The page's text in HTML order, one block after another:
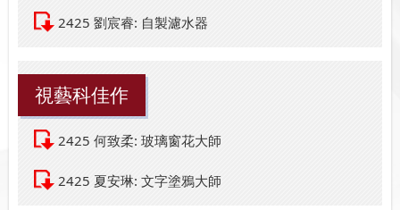
2425 劉宸睿: 自製濾水器
視藝科佳作
2425 何致柔: 玻璃窗花大師
2425 夏安琳: 文字塗鴉大師